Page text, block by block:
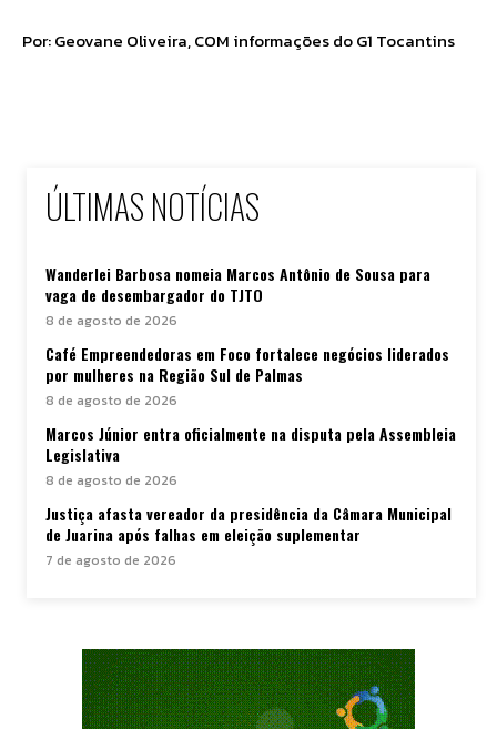
Por: Geovane Oliveira, COM informações do G1 Tocantins
ÚLTIMAS NOTÍCIAS
Wanderlei Barbosa nomeia Marcos Antônio de Sousa para
vaga de desembargador do TJTO
8 de agosto de 2026
Café Empreendedoras em Foco fortalece negócios liderados
por mulheres na Região Sul de Palmas
8 de agosto de 2026
Marcos Júnior entra oficialmente na disputa pela Assembleia
Legislativa
8 de agosto de 2026
Justiça afasta vereador da presidência da Câmara Municipal
de Juarina após falhas em eleição suplementar
7 de agosto de 2026